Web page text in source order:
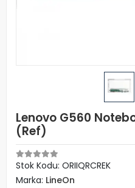
Lenovo G560
(Ref)
Stok Kodu: ORIIQRCREK
Marka: LineOn